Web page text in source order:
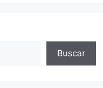
Buscar